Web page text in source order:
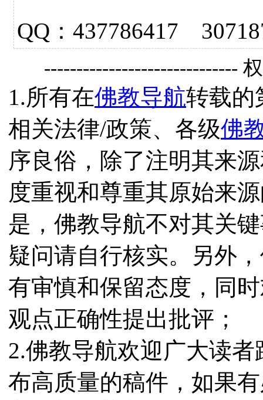
QQ：437786417
------------------------------
1.所有在佛教导航转载的
相关法律/政策、各级佛
序良俗，除了注明其来
度重视和尊重其原始来
是，佛教导航不对其关
疑问请自行核实。另外
有审慎和保留态度，同
观点正确性提出批评；
2.佛教导航欢迎广大读
布高质量的稿件，如果